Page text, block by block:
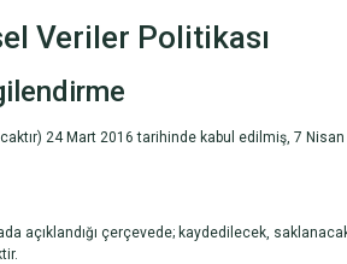
Veriler Politikası
24 Mart 2016 tarihinde kabul edilmiş, 7 Nisan
açıklandığı çerçevede; kaydedilecek,